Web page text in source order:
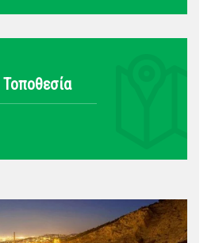
Τοποθεσία